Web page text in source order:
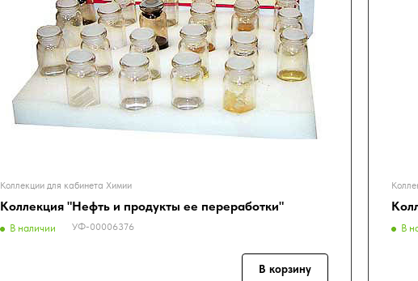
Коллекции для кабинета Химии
Коллекция "Нефть и продукты ее переработки"
В наличии УФ-00006376
В корзину
В